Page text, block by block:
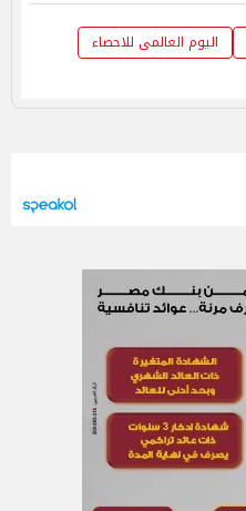
اليوم العالمى للاحصاء